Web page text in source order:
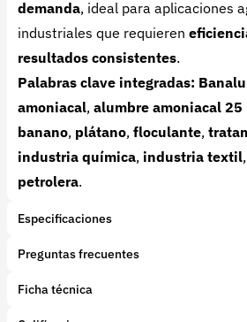
demanda, ideal para aplicaciones
industriales que requieren
resultados consistentes.
Palabras clave integradas:
amoniacal, alumbre amoniacal 25
banano, plátano, floculante,
industria química, industria textil,
petrolera.
Especificaciones
Marca: PQP Profesional
Tipo de producto:
Preguntas frecuentes
¿Cómo se usa el Banalum en la
Ficha técnica